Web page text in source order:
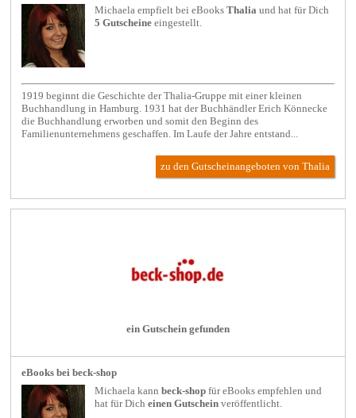
Michaela empfielt beieBooks Thalia und hat für Dich
5 Gutscheine eingestellt.
1919 beginnt die Geschichte der Thalia-Gruppe mit einer kleinen
Buchhandlung in Hamburg. 1931 hat der Buchhändler Erich Könnecke
die Buchhandlung erworben und somit den Beginn des
Familienunternehmens geschaffen. Im Laufe der Jahre entstand...
zu den Gutscheinangeboten von Thalia
ein Gutschein gefunden
eBooks bei beck-shop
Michaela kannbeck-shop füreBooks empfehlen und
hat für Dicheinen Gutschein veröffentlicht.